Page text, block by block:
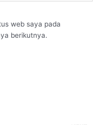
web saya pada
berikutnya.